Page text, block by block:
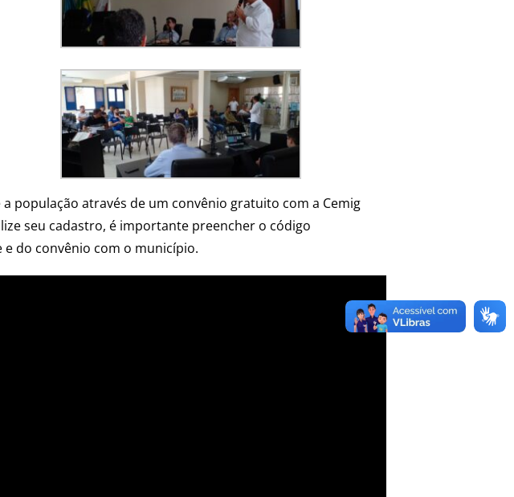
população através de um convênio gratuito com a Cemig
seu cadastro, é importante preencher o código
e do convênio com o município.